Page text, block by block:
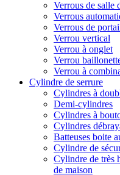
Verrous de salle
Verrous
Verrous de
Verrou vertical
Verrou à onglet
Verrou
Verrou à
Cylindre de serrure
Cylindres à
Demi-cylindres
Cylindres à
Cylindres
Batteuses boite
Cylindre de
Cylindre de très
de maison